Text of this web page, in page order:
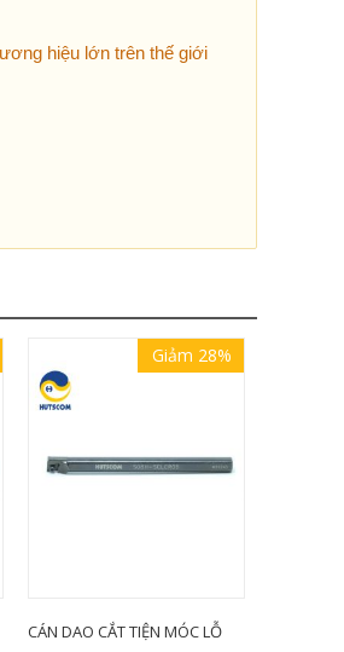
hiệu lớn trên thế giới
Giảm 28%
CÁN DAO CẮT TIỆN MÓC LỖ